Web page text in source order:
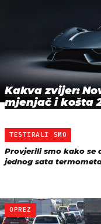
Kakva zvijer:
mjenjač i košta
TESTIRALI SMO
Provjerili smo kako se
jednog sata
OPREZ